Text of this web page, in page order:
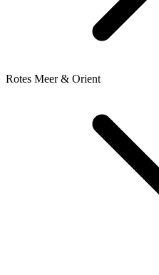
Rotes Meer & Orient